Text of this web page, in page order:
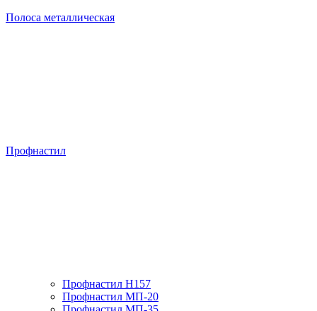
Полоса металлическая
Профнастил
Профнастил H157
Профнастил МП-20